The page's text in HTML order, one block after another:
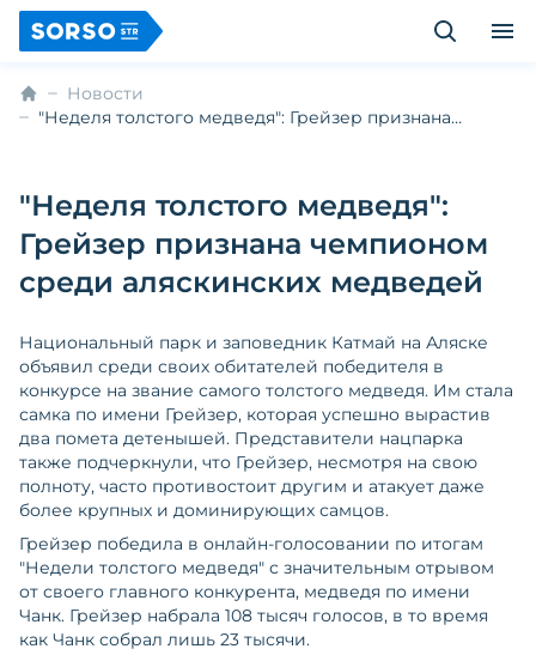
Новости
"Неделя толстого медведя": Грейзер признана
"Неделя толстого медведя":
Грейзер признана чемпионом
среди аляскинских медведей
Национальный парк и заповедник Катмай на Аляске
объявил среди своих обитателей победителя в
конкурсе на звание самого толстого медведя. Им стала
самка по имени Грейзер, которая успешно вырастив
два помета детенышей. Представители нацпарка
также подчеркнули, что Грейзер, несмотря на свою
полноту, часто противостоит другим и атакует даже
более крупных и доминирующих самцов.
Грейзер победила в онлайн-голосовании по итогам
"Недели толстого медведя" с значительным отрывом
от своего главного конкурента, медведя по имени
Чанк. Грейзер набрала 108 тысяч голосов, в то время
как Чанк собрал лишь 23 тысячи.